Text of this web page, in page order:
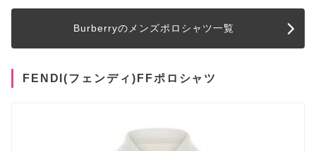
Burberryのメンズポロシャツ一覧
FENDI(フェンディ)FFポロシャツ